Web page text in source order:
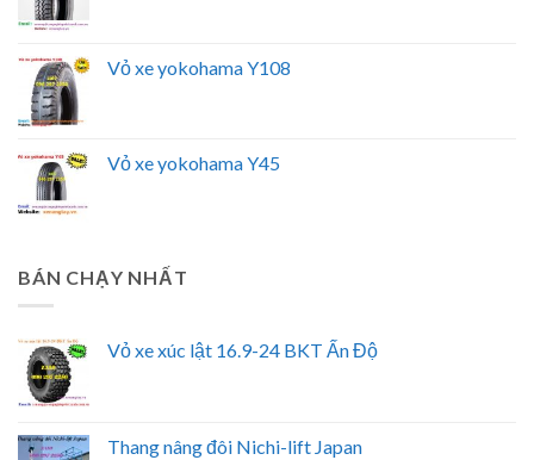
Vỏ xe yokohama Y108
Vỏ xe yokohama Y45
BÁN CHẠY NHẤT
Vỏ xe xúc lật 16.9-24 BKT Ấn Độ
Thang nâng đôi Nichi-lift Japan